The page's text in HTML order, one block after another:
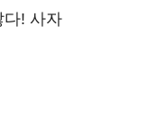
다! 사자